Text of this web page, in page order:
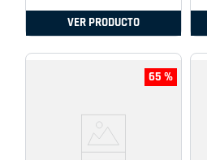
VER PRODUCTO
65 %